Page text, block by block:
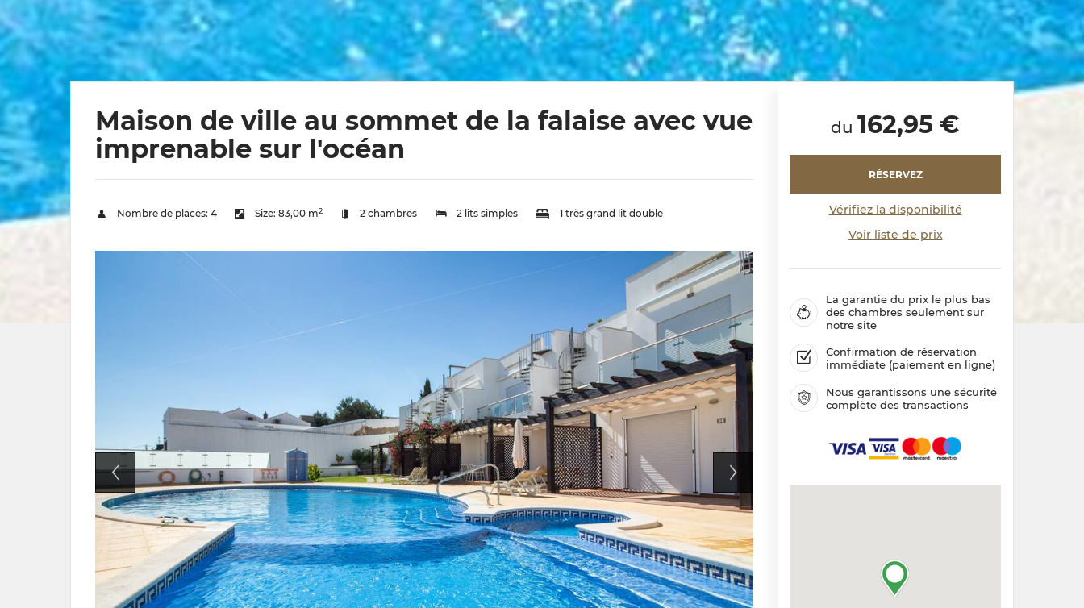
Maison de ville au sommet de la falaise avec vue
imprenable sur l'océan
Nombre de places: 4 Size: 83,00 m2 2 chambres 2 lits simples 1 très grand lit double
du 162,95 €
RÉSERVEZ
Vérifiez la disponibilité
Voir liste de prix
La garantie du prix le plus bas
des chambres seulement sur
notre site
Confirmation de réservation
immédiate (paiement en ligne)
Nous garantissons une sécurité
complète des transactions